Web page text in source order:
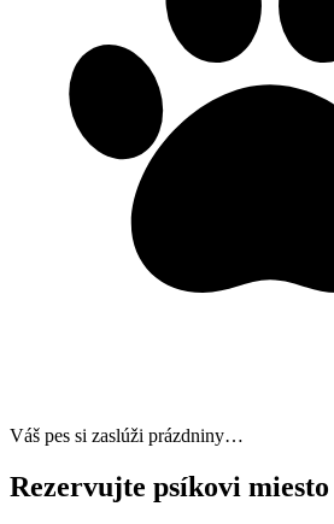
Váš pes si zaslúži prázdniny…
Rezervujte psíkovi miesto